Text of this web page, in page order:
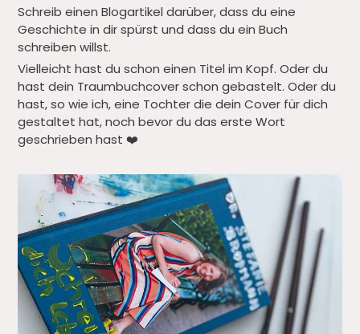
Schreib einen Blogartikel darüber, dass du eine
Geschichte in dir spürst und dass du ein Buch
schreiben willst.
Vielleicht hast du schon einen Titel im Kopf. Oder du
hast dein Traumbuchcover schon gebastelt. Oder du
hast, so wie ich, eine Tochter die dein Cover für dich
gestaltet hat, noch bevor du das erste Wort
geschrieben hast ❤️